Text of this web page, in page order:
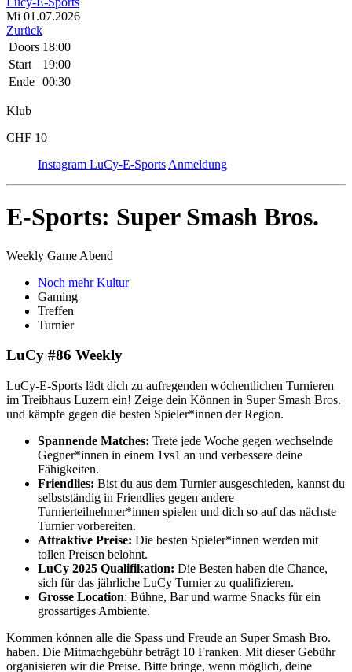
Mi 01.07.2026
Zurück
Doors 18:00
Start
19:00
Ende 00:30
Klub
CHF 10
Instagram LuCy-E-Sports Anmeldung
E-Sports: Super Smash Bros.
Weekly Game Abend
Noch mehr Kultur
Gaming
Treffen
Turnier
LuCy #86 Weekly
LuCy-E-Sports lädt dich zu aufregenden wöchentlichen Turnieren
im Treibhaus Luzern ein! Zeige dein Können in Super Smash Bros.
und kämpfe gegen die besten Spieler*innen der Region.
Spannende Matches: Trete jede Woche gegen wechselnde
Gegner*innen in einem 1vs1 an und verbessere deine
Fähigkeiten.
Friendlies: Bist du aus dem Turnier ausgeschieden, kannst du
selbstständig in Friendlies gegen andere
Turnierteilnehmer*innen spielen und dich so auf das nächste
Turnier vorbereiten.
Attraktive Preise: Die besten Spieler*innen werden mit
tollen Preisen belohnt.
LuCy 2025 Qualifikation: Die Besten haben die Chance,
sich für das jährliche LuCy Turnier zu qualifizieren.
Grosse Location: Bühne, Bar und warme Snacks für ein
grossartiges Ambiente.
Kommen können alle die Spass und Freude an Super Smash Bro.
haben. Die Mitmachgebühr beträgt 10 Franken. Mit dieser Gebühr
organisieren wir die Preise. Bitte bringe, wenn möglich, deine